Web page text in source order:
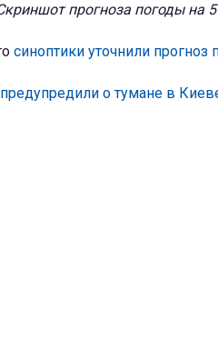
прогноза погоды на
синоптики уточнили прогноз
о тумане в